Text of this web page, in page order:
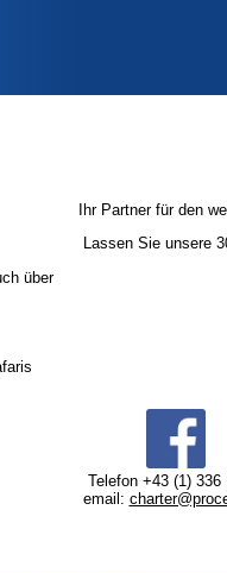
Ihr Partner für den
Lassen Sie unsere
über
Telefon +43 (1) 336
email: